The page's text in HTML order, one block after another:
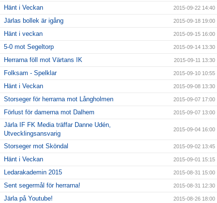
Hänt i Veckan 2015-09-22 14:40
Järlas bollek är igång 2015-09-18 19:00
Hänt i veckan 2015-09-15 16:00
5-0 mot Segeltorp 2015-09-14 13:30
Herrarna föll mot Värtans IK 2015-09-11 13:30
Folksam - Spelklar 2015-09-10 10:55
Hänt i Veckan 2015-09-08 13:30
Storseger för herrarna mot Långholmen 2015-09-07 17:00
Förlust för damerna mot Dalhem 2015-09-07 13:00
Järla IF FK Media träffar Danne Udén,
Utvecklingsansvarig
2015-09-04 16:00
Storseger mot Sköndal 2015-09-02 13:45
Hänt i Veckan 2015-09-01 15:15
Ledarakademin 2015 2015-08-31 15:00
Sent segermål för herrarna! 2015-08-31 12:30
Järla på Youtube! 2015-08-26 18:00